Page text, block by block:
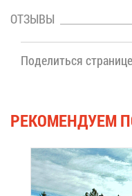
ОТ­ЗЫ­ВЫ
По­де­лить­ся
РЕ­КО­МЕН­ДУ­ЕМ